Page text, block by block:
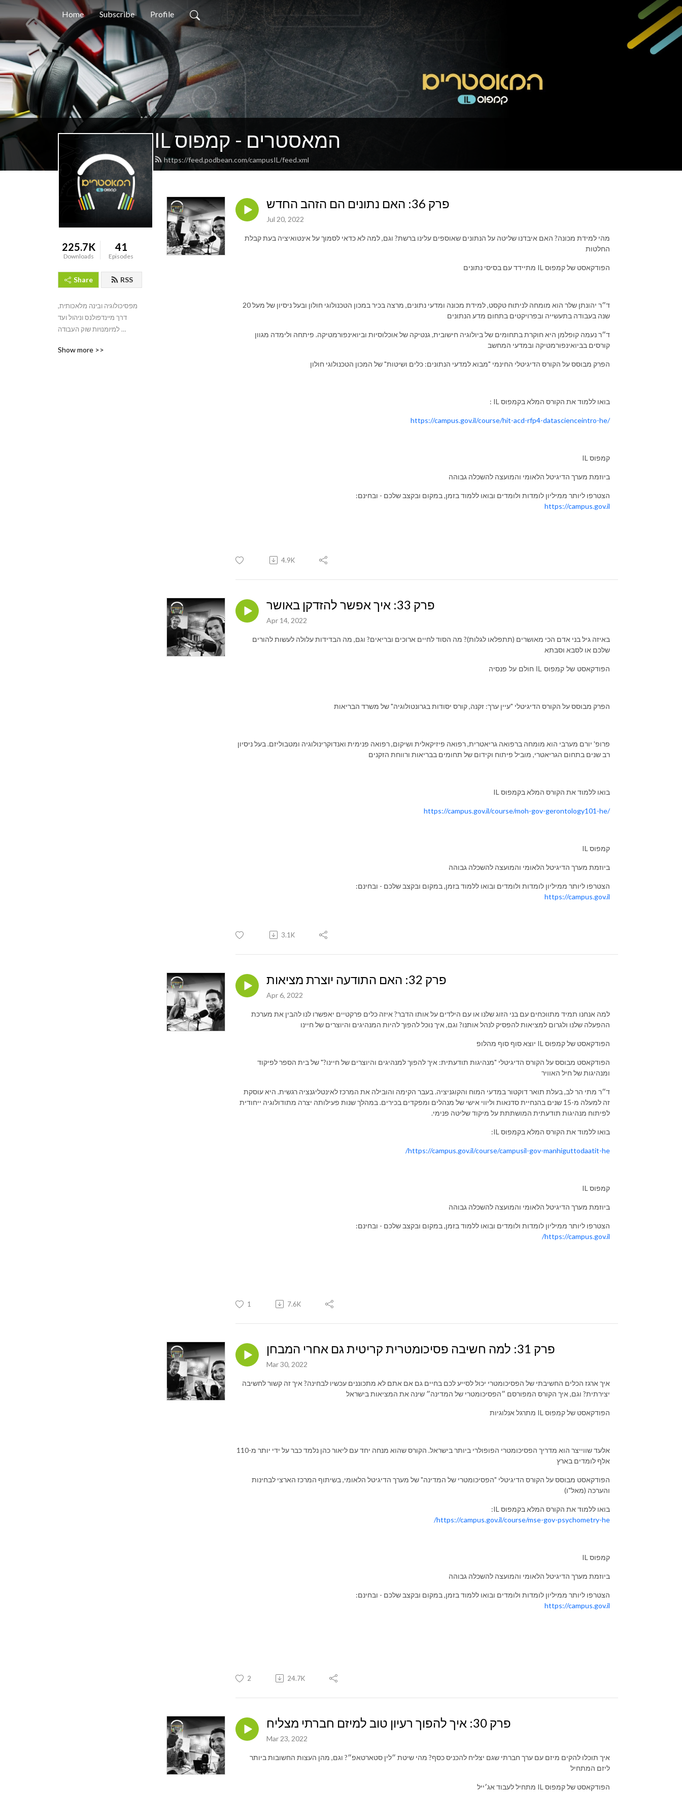
Home Subscribe Profile
IL המאסטרים - קמפוס
https://feed.podbean.com/campusIL/feed.xml
225.7K
Downloads
41
Episodes
Share RSS
מפסיכולוגיה ובינה מלאכותית,
דרך מיינדפולנס וניהול ועד
למיומנויות שוק העבודה
אהרן צ׳חנובר, יורם יובל, ליעד
Show more >>
פרק 36: האם נתונים הם הזהב החדש
Jul 20, 2022
מהי למידת מכונה? האם איבדנו שליטה על הנתונים שאוספים עלינו ברשת? וגם, למה לא כדאי לסמוך על אינטואיציה בעת קבלת
החלטות
מתיידד עם בסיסי נתונים IL הפודקאסט של קמפוס
ד״ר יהונתן שלר הוא מומחה לניתוח טקסט, למידת מכונה ומדעי נתונים, מרצה בכיר במכון הטכנולוגי חולון ובעל ניסיון של מעל 20
שנה בעבודה בתעשייה ובפרויקטים בתחום מדע הנתונים
ד״ר נעמה קופלמן היא חוקרת בתחומים של ביולוגיה חישובית, גנטיקה של אוכלוסיות וביואינפורמטיקה. פיתחה ולימדה מגוון
קורסים בביואינפורמטיקה ובמדעי המחשב
הפרק מבוסס על הקורס הדיגיטלי החינמי "מבוא למדעי הנתונים: כלים ושיטות" של המכון הטכנולוגי חולון
: IL בואו ללמוד את הקורס המלא בקמפוס
https://campus.gov.il/course/hit-acd-rfp4-datascienceintro-he/
IL קמפוס
ביוזמת מערך הדיגיטל הלאומי והמועצה להשכלה גבוהה
הצטרפו ליותר ממיליון לומדות ולומדים ובואו ללמוד בזמן, במקום ובקצב שלכם - ובחינם:
https://campus.gov.il
4.9K
פרק 33: איך אפשר להזדקן באושר
Apr 14, 2022
באיזה גיל בני אדם הכי מאושרים (תתפלאו לגלות)? מה הסוד לחיים ארוכים ובריאים? וגם, מה הבדידות עלולה לעשות להורים
שלכם או לסבא וסבתא
חולם על פנסיה IL הפודקאסט של קמפוס
הפרק מבוסס על הקורס הדיגיטלי "עיין ערך: זקנה, קורס יסודות בגרונטולוגיה" של משרד הבריאות
פרופ' יורם מערבי הוא מומחה ברפואה גריאטרית, רפואה פיזיקאלית ושיקום, רפואה פנימית ואנדוקרינולוגיה ומטבוליזם. בעל ניסיון
רב שנים בתחום הגריאטרי, מוביל פיתוח וקידום של תחומים בבריאות ורווחת הזקנים
IL בואו ללמוד את הקורס המלא בקמפוס
https://campus.gov.il/course/moh-gov-gerontology101-he/
IL קמפוס
ביוזמת מערך הדיגיטל הלאומי והמועצה להשכלה גבוהה
הצטרפו ליותר ממיליון לומדות ולומדים ובואו ללמוד בזמן, במקום ובקצב שלכם - ובחינם:
https://campus.gov.il
3.1K
פרק 32: האם התודעה יוצרת מציאות
Apr 6, 2022
למה אנחנו תמיד מתווכחים עם בני הזוג שלנו או עם הילדים על אותו הדבר? איזה כלים פרקטיים יאפשרו לנו להבין את מערכת
ההפעלה שלנו ולגרום למציאות להפסיק לנהל אותנו? וגם, איך נוכל להפוך להיות המנהיגים והיוצרים של חיינו
יוצא סוף סוף מהלופ IL הפודקאסט של קמפוס
הפודקאסט מבוסס על הקורס הדיגיטלי "מנהיגות תודעתית: איך להפוך למנהיגים והיוצרים של חיינו?" של בית הספר לפיקוד
ומנהיגות של חיל האוויר
ד״ר מתי הר לב, בעלת תואר דוקטור במדעי המוח והקוגניציה. בעבר הקימה והובילה את המרכז לאינטליגנציה רגשית. היא עוסקת
זה למעלה מ-15 שנים בהנחיית סדנאות וליווי אישי של מנהלים ומפקדים בכירים. במהלך שנות פעילותה יצרה מתודולוגיה ייחודית
לפיתוח מנהיגות תודעתית המושתתת על מיקוד שליטה פנימי.
בואו ללמוד את הקורס המלא בקמפוס IL:
https://campus.gov.il/course/campusil-gov-manhiguttodaatit-he/
IL קמפוס
ביוזמת מערך הדיגיטל הלאומי והמועצה להשכלה גבוהה
הצטרפו ליותר ממיליון לומדות ולומדים ובואו ללמוד בזמן, במקום ובקצב שלכם - ובחינם:
https://campus.gov.il/
1 7.6K
פרק 31: למה חשיבה פסיכומטרית קריטית גם אחרי המבחן
Mar 30, 2022
איך ארגז הכלים החשיבתי של הפסיכומטרי יכול לסייע לכם בחיים גם אם אתם לא מתכוננים עכשיו לבחינה? איך זה קשור לחשיבה
יצירתית? וגם, איך הקורס המפורסם ״הפסיכומטרי של המדינה״ שינה את המציאות בישראל
הפודקאסט של קמפוס IL מתרגל אנלוגיות
אלעד שווייצר הוא מדריך הפסיכומטרי הפופולרי ביותר בישראל. הקורס שהוא מנחה יחד עם ליאור כהן נלמד כבר על ידי יותר מ-110
אלף לומדים בארץ
הפודקאסט מבוסס על הקורס הדיגיטלי "הפסיכומטרי של המדינה" של מערך הדיגיטל הלאומי, בשיתוף המרכז הארצי לבחינות
והערכה (מאל"ו)
בואו ללמוד את הקורס המלא בקמפוס IL:
https://campus.gov.il/course/mse-gov-psychometry-he/
IL קמפוס
ביוזמת מערך הדיגיטל הלאומי והמועצה להשכלה גבוהה
הצטרפו ליותר ממיליון לומדות ולומדים ובואו ללמוד בזמן, במקום ובקצב שלכם - ובחינם:
https://campus.gov.il
2 24.7K
פרק 30: איך להפוך רעיון טוב למיזם חברתי מצליח
Mar 23, 2022
איך תוכלו להקים מיזם עם ערך חברתי שגם יצליח להכניס כסף? מהי שיטת ״לין סטארטאפ״? וגם, מהן העצות החשובות ביותר
ליזם המתחיל
מתחיל לעבוד אג׳ייל IL הפודקאסט של קמפוס